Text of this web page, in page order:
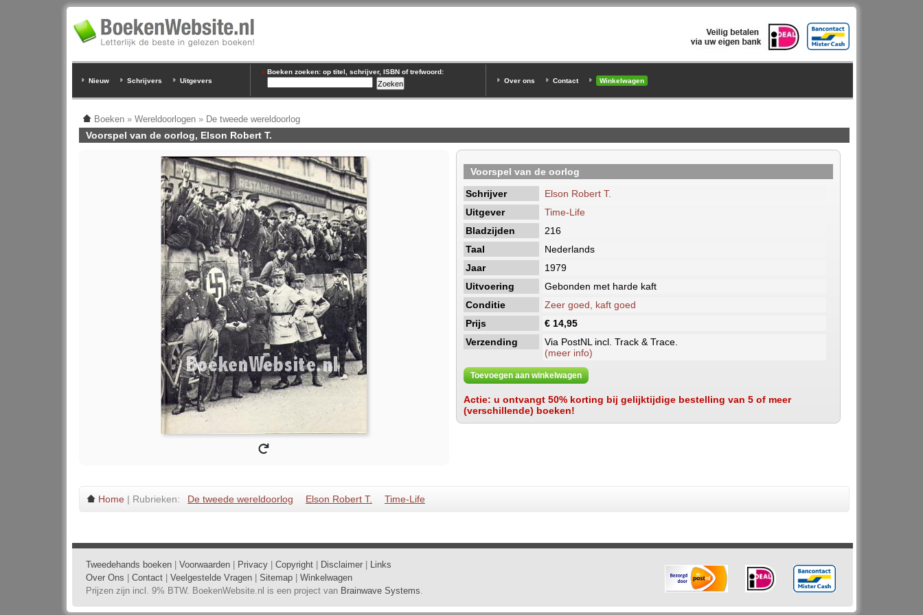
Nieuw Schrijvers Uitgevers
Boeken zoeken: op titel, schrijver, ISBN of trefwoord:
Over ons
Contact Winkelwagen
Boeken » Wereldoorlogen » De tweede wereldoorlog
Voorspel van de oorlog, Elson Robert T.
Voorspel van de oorlog
Schrijver
Elson Robert T.
Uitgever
Time-Life
Bladzijden
216
Taal
Nederlands
Jaar
1979
Uitvoering
Gebonden met harde kaft
Conditie
Zeer goed, kaft goed
Prijs
€ 14,95
Verzending
Via PostNL incl. Track & Trace.
(meer info)
Toevoegen aan winkelwagen
Actie: u ontvangt 50% korting bij gelijktijdige bestelling van 5 of meer
(verschillende) boeken!
Home | Rubrieken: De tweede wereldoorlog Elson Robert T. Time-Life
Tweedehands boeken Voorwaarden Privacy Copyright Disclaimer
Links
Over Ons
Contact Veelgestelde Vragen Sitemap
Winkelwagen
Prijzen zijn incl. 9% BTW. BoekenWebsite.nl is een project van Brainwave Systems.